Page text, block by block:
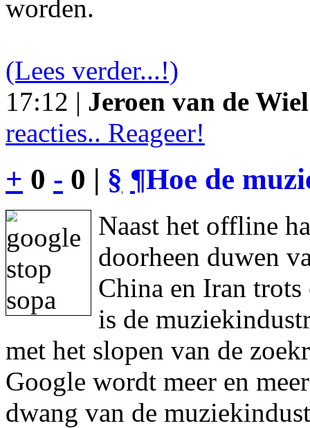
worden.
(Lees verder...!)
17:12 | Jeroen van de Wiel
reacties.. Reageer!
+ 0 - 0 | § ¶Hoe de
Naast het offline
doorheen duwen
China en Iran
is de
met het slopen van de
Google wordt meer en
dwang van de